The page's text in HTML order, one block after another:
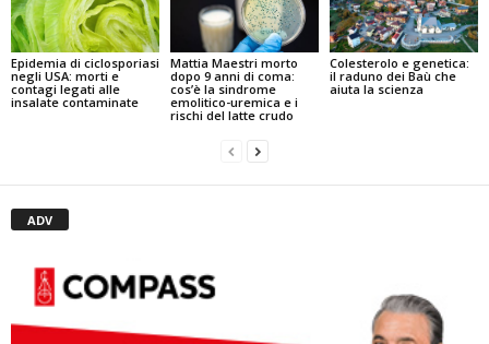
Epidemia di ciclosporiasi
negli USA: morti e
contagi legati alle
insalate contaminate
Mattia Maestri morto
dopo 9 anni di coma:
cos’è la sindrome
emolitico-uremica e i
rischi del latte crudo
Colesterolo e genetica:
il raduno dei Baù che
aiuta la scienza
ADV